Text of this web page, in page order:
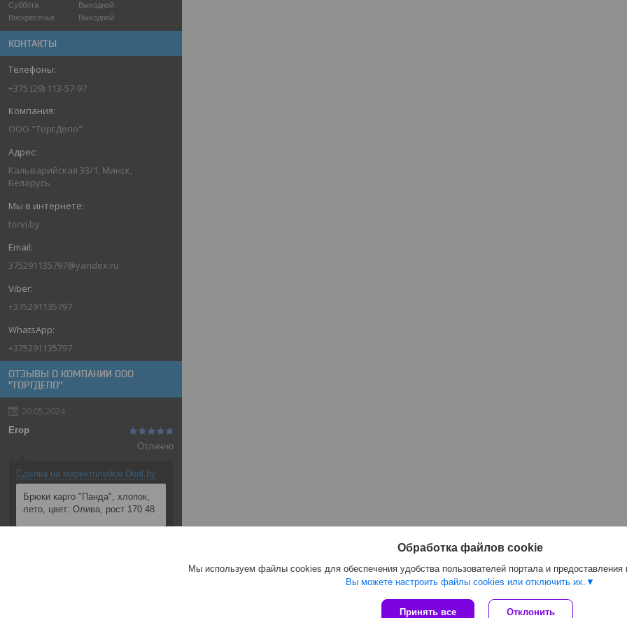
Суббота
Выходной
Воскресенье
Выходной
КОНТАКТЫ
+375 (29) 113-57-97
OOO "ТоргДепо"
Кальварийская 33/1, Минск,
Беларусь
torvi.by
375291135797@yandex.ru
+375291135797
+375291135797
ОТЗЫВЫ О КОМПАНИИ OOO
"ТОРГДЕПО"
20.05.2024
Егор
Отлично
Сделка на маркетплейсе Deal.by
Брюки карго "Панда", хлопок,
лето, цвет: Олива, рост 170 48
Обработка файлов cookie
Мы используем файлы cookies для обеспечения удобства пользователей портала и
Вы можете настроить файлы cookies или отключить их.
Принять все Отклонить